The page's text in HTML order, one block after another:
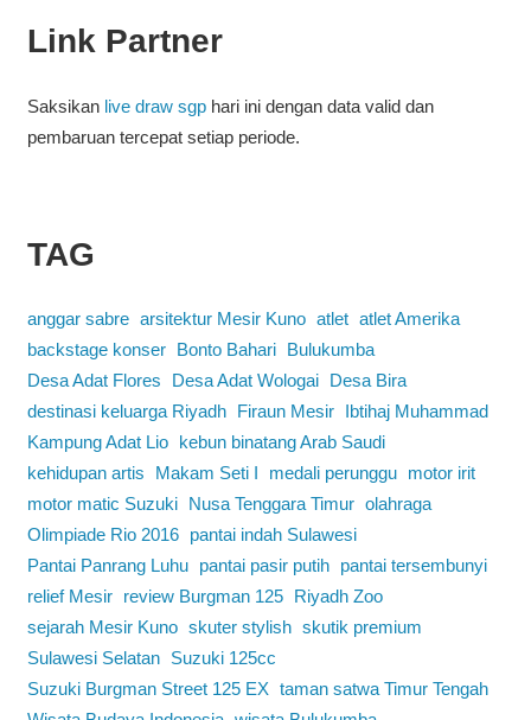
Link Partner
Saksikan live draw sgphari ini dengan data valid dan
pembaruan tercepat setiap periode.
TAG
anggar sabre arsitektur Mesir Kuno atlet atlet Amerika
backstage konser
Bonto Bahari
Bulukumba
Desa Adat Flores
Desa Adat Wologai
Desa Bira
destinasi keluarga Riyadh
Firaun Mesir
Ibtihaj Muhammad
Kampung Adat Lio
kebun binatang Arab Saudi
kehidupan artis
Makam Seti I medali perunggu
motor irit
motor matic Suzuki
Nusa Tenggara Timur olahraga
Olimpiade Rio 2016
pantai indah Sulawesi
Pantai Panrang Luhu
pantai pasir putih
pantai tersembunyi
relief Mesir
review Burgman 125
Riyadh Zoo
sejarah Mesir Kuno skuter stylish skutik premium
Sulawesi Selatan
Suzuki 125cc
Suzuki Burgman Street 125 EX taman satwa Timur Tengah